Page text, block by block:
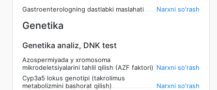
Gastroenterologning dastlabki maslahati Narxni so'rash
Genetika
Genetika analiz, DNK test
Azospermiyada y xromosoma
mikrodeletsiyalarini tahlil qilish (AZF faktori) Narxni so'rash
Cyp3a5 lokus genotipi (takrolimus
metabolizmini bashorat qilish)
Narxni so'rash